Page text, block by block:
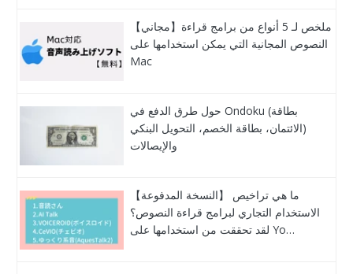
【مجاني】ملخص لـ 5 أنواع من برامج قراءة
النصوص المجانية التي يمكن استخدامها على
Mac
حول طرق الدفع في Ondoku (بطاقة
الائتمان، بطاقة الخصم، التحويل البنكي)
والإيصالات
【النسخة المدفوعة】 ما هي تراخيص
الاستخدام التجاري لبرامج قراءة النصوص؟
لقد تحققت من استخدامها على Yo…